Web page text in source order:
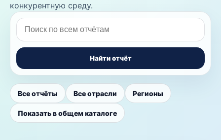
конкурентную среду.
Найти отчёт
Все отчёты Все отрасли Регионы
Показать в общем каталоге